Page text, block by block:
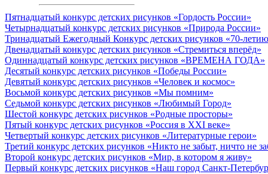
Пятнадцатый конкурс детских рисунков «Гордость России»
Четырнадцатый конкурс детских рисунков «Природа России»
Тринадцатый Ежегодный Конкурс детских рисунков «70-
Двенадцатый конкурс детских рисунков «Стремиться вперёд»
Одиннадцатый конкурс детских рисунков «ВРЕМЕНА ГОДА»
Десятый конкурс детских рисунков «Победы России»
Девятый конкурс детских рисунков «Человек и космос»
Восьмой конкурс детских рисунков «Мы помним»
Седьмой конкурс детских рисунков «Любимый Город»
Шестой конкурс детских рисунков «Родные просторы»
Пятый конкурс детских рисунков «Россия в XXI веке»
Четвертый конкурс детских рисунков «Литературные герои»
Третий конкурс детских рисунков «Никто не забыт, ничто не
Второй конкурс детских рисунков «Мир, в котором я живу»
Первый конкурс детских рисунков «Наш город Санкт-